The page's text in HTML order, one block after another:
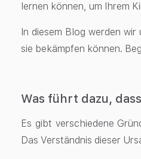
lernen können, um Ihrem
In diesem Blog werden
sie bekämpfen können.
Was führt dazu,
Es gibt verschiedene
Das Verständnis dieser